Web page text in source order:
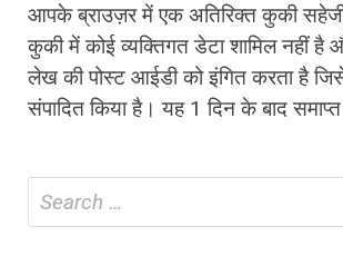
आपके ब्राउज़र में एक अतिरिक्त कुकी
कुकी में कोई व्यक्तिगत डेटा शामिल नहीं
लेख की पोस्ट आईडी को इंगित करता है
संपादित किया है। यह 1 दिन के बाद समाप्त